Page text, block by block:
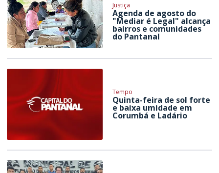
Justiça
Agenda de agosto do
"Mediar é Legal" alcança
bairros e comunidades
do Pantanal
Tempo
Quinta-feira de sol forte
e baixa umidade em
Corumbá e Ladário